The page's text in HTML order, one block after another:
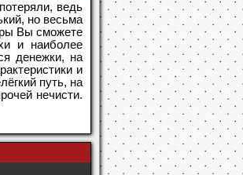
ведь
но весьма
Вы сможете
и наиболее
денежки, на
и
путь, на
нечисти.